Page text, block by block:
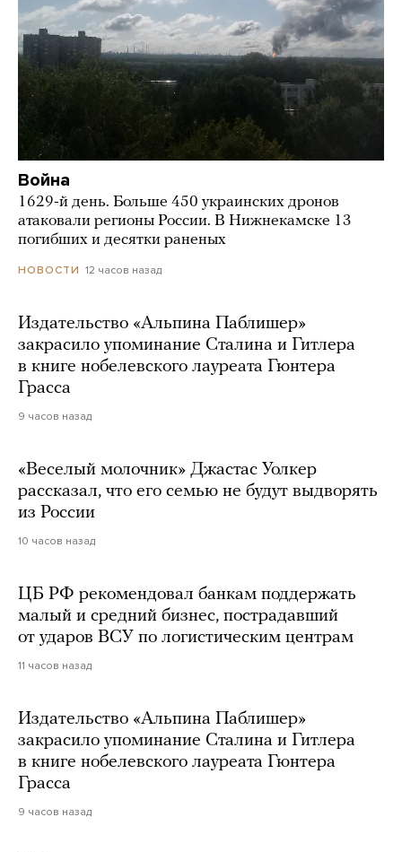
Война
1629-й день. Больше 450 украинских дронов
атаковали регионы России. В Нижнекамске 13
погибших и десятки раненых
НОВОСТИ 12 часов назад
Издательство «Альпина Паблишер»
закрасило упоминание Сталина и Гитлера
в книге нобелевского лауреата Гюнтера
Грасса
9 часов назад
«Веселый молочник» Джастас Уолкер
рассказал, что его семью не будут выдворять
из России
10 часов назад
ЦБ РФ рекомендовал банкам поддержать
малый и средний бизнес, пострадавший
от ударов ВСУ по логистическим центрам
11 часов назад
Издательство «Альпина Паблишер»
закрасило упоминание Сталина и Гитлера
в книге нобелевского лауреата Гюнтера
Грасса
9 часов назад